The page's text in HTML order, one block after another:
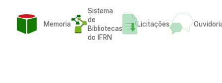
Memoria
Sistema
de
Bibliotecas
do IFRN
Licitações